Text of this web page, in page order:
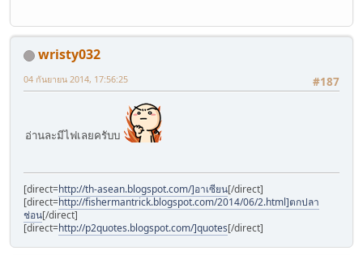
wristy032
#187
04 กันยายน 2014, 17:56:25
อ่านละมีไฟเลยครับบ
[direct=http://th-asean.blogspot.com/]อาเซียน[/direct]
[direct=http://fishermantrick.blogspot.com/2014/06/2.html]ตกปลา
ช่อน[/direct]
[direct=http://p2quotes.blogspot.com/]quotes[/direct]